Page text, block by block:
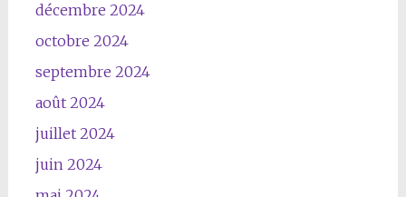
décembre 2024
octobre 2024
septembre 2024
août 2024
juillet 2024
juin 2024